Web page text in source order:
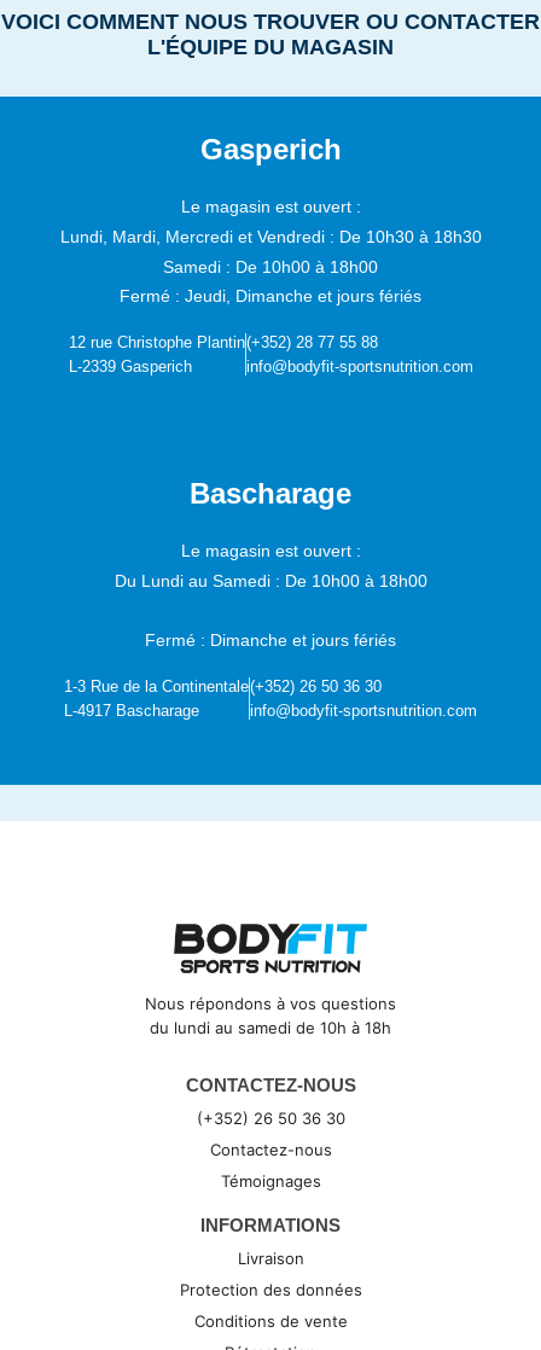
VOICI COMMENT NOUS TROUVER OU CONTACTER
L'ÉQUIPE DU MAGASIN
Gasperich
Le magasin est ouvert :
Lundi, Mardi, Mercredi et Vendredi : De 10h30 à 18h30
Samedi : De 10h00 à 18h00
Fermé : Jeudi, Dimanche et jours fériés
12 rue Christophe Plantin
L-2339 Gasperich
(+352) 28 77 55 88
info@bodyfit-sportsnutrition.com
Bascharage
Le magasin est ouvert :
Du Lundi au Samedi : De 10h00 à 18h00
Fermé : Dimanche et jours fériés
1-3 Rue de la Continentale
L-4917 Bascharage
(+352) 26 50 36 30
info@bodyfit-sportsnutrition.com
Nous répondons à vos questions
du lundi au samedi de 10h à 18h
CONTACTEZ-NOUS
(+352) 26 50 36 30
Contactez-nous
Témoignages
INFORMATIONS
Livraison
Protection des données
Conditions de vente